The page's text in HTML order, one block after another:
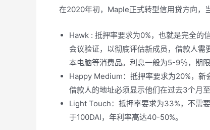
在2020年初，Maple正式转型信用贷方向，
Hawk : 抵押率要求为0%，也就是完全的
会议验证，以彻底评估新成员，借款人
本电脑等消费品。利息一般为5-9％，期限
Happy Medium：抵押率要求为20%，
借款人的地址必须显示他们在过去3个月
Light Touch：抵押率要求为33%，不需
于100DAI，年利率高达40-50%。